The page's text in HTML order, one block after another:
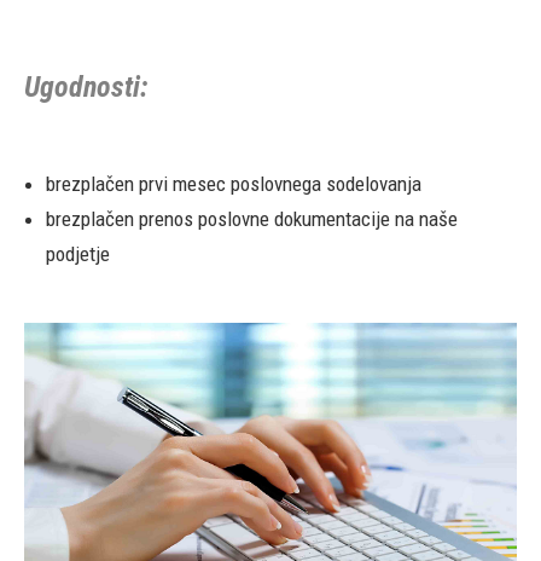
Ugodnosti:
brezplačen prvi mesec poslovnega sodelovanja
brezplačen prenos poslovne dokumentacije na naše
podjetje